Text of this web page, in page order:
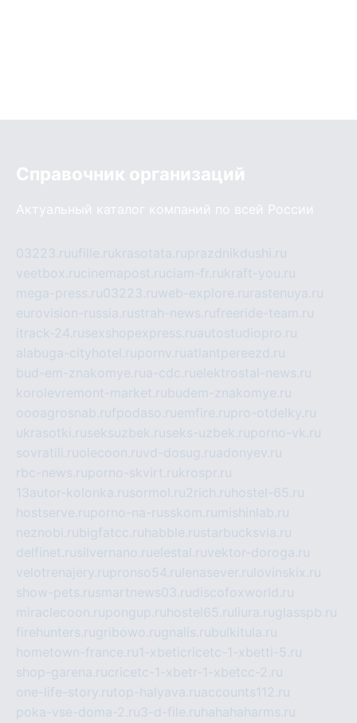
Справочник организаций
Актуальный каталог компаний по всей России
03223.ruufille.rukrasotata.ruprazdnikdushi.ru
veetbox.rucinemapost.ruciam-fr.rukraft-you.ru
mega-press.ru03223.ruweb-explore.ru rastenuya.ru
eurovision-russia.rustrah-news.rufreeride-team.ru
itrack-24.rusexshopexpress.ruautostudiopro.ru
alabuga-cityhotel.rupornv.ruatlantpereezd.ru
bud-em-znakomye.rua-cdc.ruelektrostal-news.ru
korolevremont-market.rubudem-znakomye.ru
oooagrosnab.rufpodaso.ruemfire.rupro-otdelky.ru
ukrasotki.ruseksuzbek.ruseks-uzbek.ruporno-vk.ru
sovratili.ruolecoon.ruvd-dosug.ruadonyev.ru
rbc-news.ruporno-skvirt.rukrospr.ru
13autor-kolonka.rusormol.ru2rich.ru hostel-65.ru
hostserve.ruporno-na-russkom.ru mishinlab.ru
neznobi.rubigfatcc.ru habble.rustarbucksvia.ru
delfinet.rusilvernano.ruelestal.ruvektor-doroga.ru
velotrenajery.rupronso54.ru lenasever.ru lovinskix.ru
show-pets.rusmartnews03.rudiscofoxworld.ru
miraclecoon.rupongup.ru hostel65.ru liura.ruglasspb.ru
firehunters.rugribowo.rugnalis.rubulkitula.ru
hometown-france.ru1-xbeticricetc-1-xbetti-5.ru
shop-garena.rucricetc-1-xbetr-1-xbetcc-2.ru
one-life-story.rutop-halyava.ruaccounts112.ru
poka-vse-doma-2.ru3-d-file.ru hahahaharms.ru